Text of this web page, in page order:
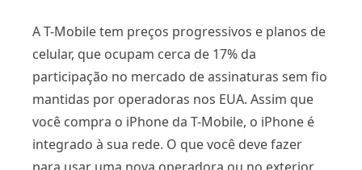
A T-Mobile tem preços progressivos e planos de
celular, que ocupam cerca de 17% da
participação no mercado de assinaturas sem fio
mantidas por operadoras nos EUA. Assim que
você compra o iPhone da T-Mobile, o iPhone é
integrado à sua rede. O que você deve fazer